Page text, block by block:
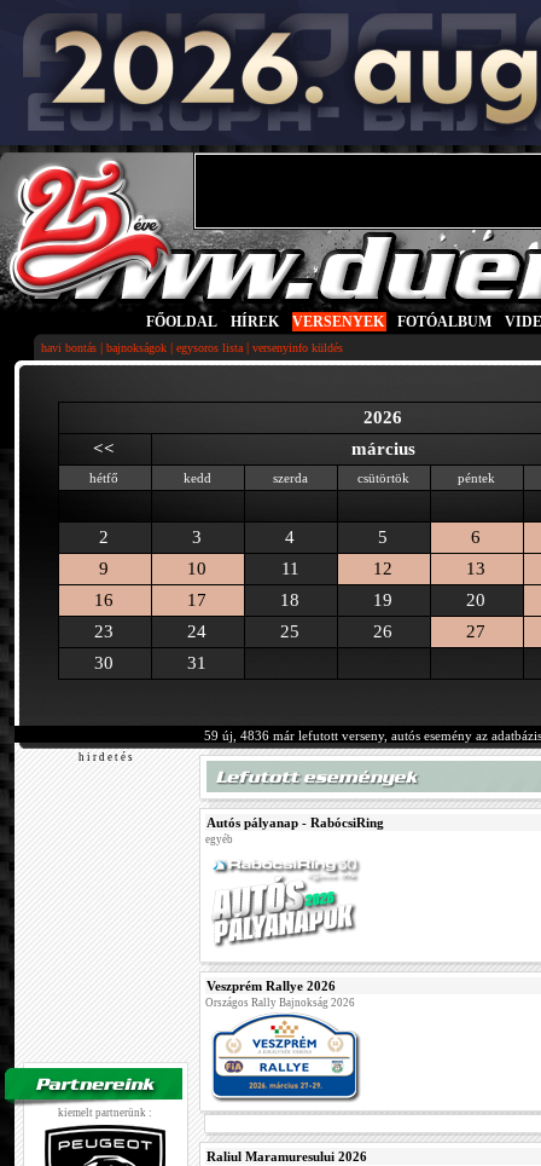
FŐOLDAL HÍREK VERSENYEK FOTÓALBUM
havi bontás | bajnokságok | egysoros lista | versenyinfo küldés
2026
<<
március
hétfő kedd szerda csütörtök péntek
2 3 4 5
6
9
10 11 12
13
16
17 18 19
20
23
24 25 26
27
30
31
59 új, 4836 már lefutott verseny, autós esemény az
h i r d e t é s
kiemelt partnerünk :
Autós pályanap - RabócsiRing
egyéb
Veszprém Rallye 2026
Országos Rally Bajnokság 2026
Raliul Maramuresului 2026